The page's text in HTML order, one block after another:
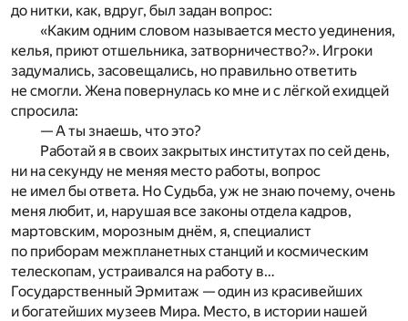
до нитки, как, вдруг, был задан вопрос:
«Каким одним словом называется место уединения,
келья, приют отшельника, затворничество?». Игроки
задумались, засовещались, но правильно ответить
не смогли. Жена повернулась ко мне и с лёгкой ехидцей
спросила:
— А ты знаешь, что это?
Работай я в своих закрытых институтах по сей день,
ни на секунду не меняя место работы, вопрос
не имел бы ответа. Но Судьба, уж не знаю почему, очень
меня любит, и, нарушая все законы отдела кадров,
мартовским, морозным днём, я, специалист
по приборам межпланетных станций и космическим
телескопам, устраивался на работу в…
Государственный Эрмитаж — один из красивейших
и богатейших музеев Мира. Место, в истории нашей